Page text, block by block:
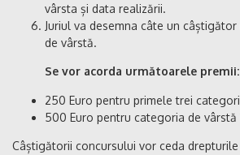
vârsta și data realizării.
Juriul va desemna câte un
de vârstă.
Se vor acorda următoarele premii:
250 Euro pentru primele trei
500 Euro pentru categoria de vârstă
Câștigătorii concursului vor ceda